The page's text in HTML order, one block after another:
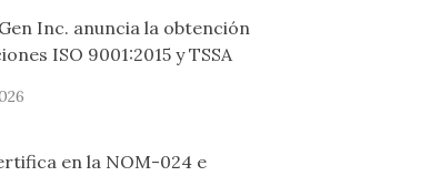
Inc. anuncia la obtención
ISO 9001:2015 y TSSA
en la NOM-024 e